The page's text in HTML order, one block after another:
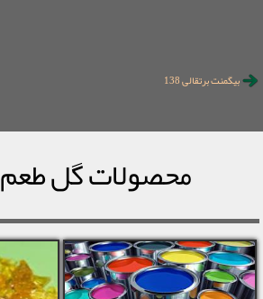
بیگمنت برتقالی 138
محصولات گل